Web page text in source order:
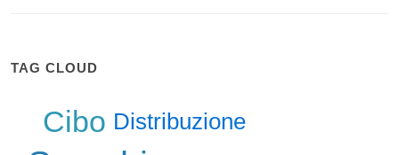
TAG CLOUD
Cibo Distribuzione